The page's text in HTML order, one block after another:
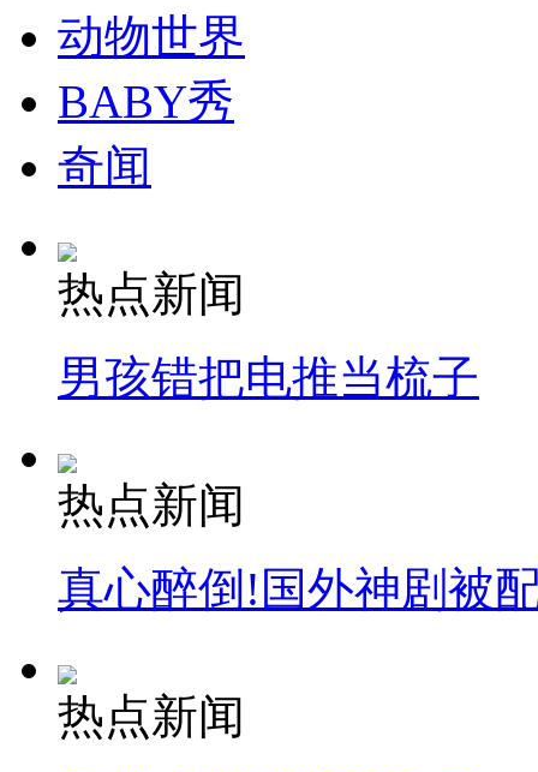
安徽一实载49人客车翻车
消防员救轻生者 花炮节热闹非凡
司机酒驾遇交警 急速倒车逃窜
动物世界
BABY秀
奇闻
热点新闻
男孩错把电推当梳子
热点新闻
真心醉倒!国外神剧被
热点新闻